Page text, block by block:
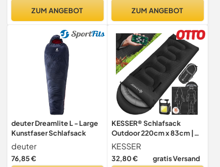
ZUM ANGEBOT
Outdoor Campen - Kleines
ZUM ANGEBOT
deuter Dreamlite L - Large
Kunstfaser Schlafsack
deuter
76,85 €
KESSER® Schlafsack
Outdoor 220cm x 83cm |
Deckenschlafsack 3-4
Jahreszeiten | Camping-
Sleeping-Bag für
KESSER
32,80 € gratis Versand